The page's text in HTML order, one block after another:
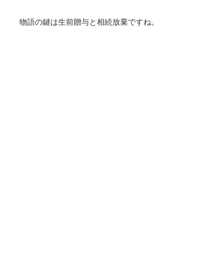
物語の鍵は生前贈与と相続放棄ですね。